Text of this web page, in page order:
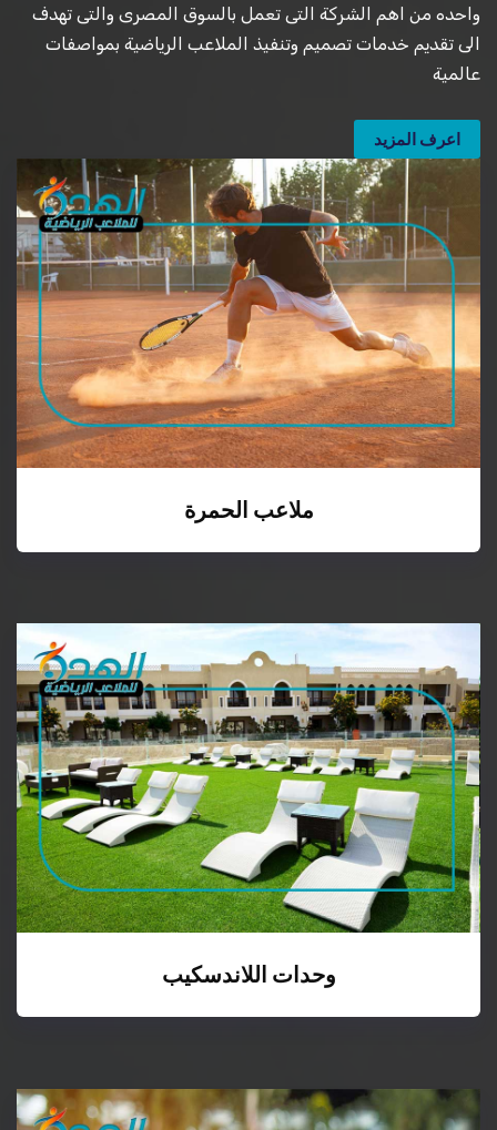
واحده من اهم الشركة التى تعمل بالسوق المصرى والتى تهدف
الى تقديم خدمات تصميم وتنفيذ الملاعب الرياضية بمواصفات
عالمية
اعرف المزيد
ملاعب الحمرة
وحدات اللاندسكيب